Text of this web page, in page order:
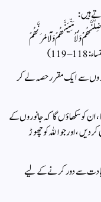
ہیں:
وَلَأُمَنِّيَنَّهُمْ وَلَآمُرَنَّهُمْ
سے ایک مقرر حصہ لے کر
ان کو سکھاؤں گا کہ جانوروں کے
کردیں ، اورجو اﷲ کو چھوڑ
سے دور کرنے کے لیے